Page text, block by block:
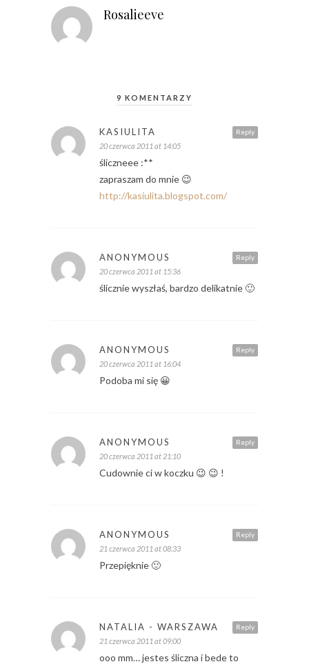
Rosalieeve
9 KOMENTARZY
Reply
KASIULITA
20 czerwca 2011 at 14:05
śliczneee :**
zapraszam do mnie 😉
http://kasiulita.blogspot.com/
Reply
ANONYMOUS
20 czerwca 2011 at 15:36
ślicznie wyszłaś, bardzo delikatnie 🙂
Reply
ANONYMOUS
20 czerwca 2011 at 16:04
Podoba mi się 😀
Reply
ANONYMOUS
20 czerwca 2011 at 21:10
Cudownie ci w koczku 😉 😉 !
Reply
ANONYMOUS
21 czerwca 2011 at 08:33
Przepięknie 🙂
Reply
NATALIA - WARSZAWA
21 czerwca 2011 at 09:00
ooo mm… jestes śliczna i bede to